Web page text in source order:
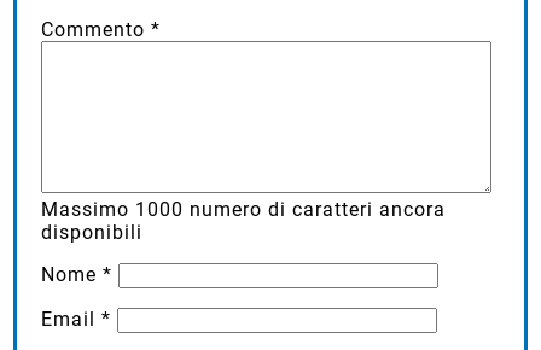
Commento*
Massimo 1000 numero di caratteri ancora
disponibili
Nome*
Email*